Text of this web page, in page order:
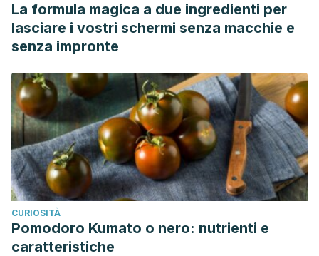
La formula magica a due ingredienti per
lasciare i vostri schermi senza macchie e
senza impronte
CURIOSITÀ
Pomodoro Kumato o nero: nutrienti e
caratteristiche